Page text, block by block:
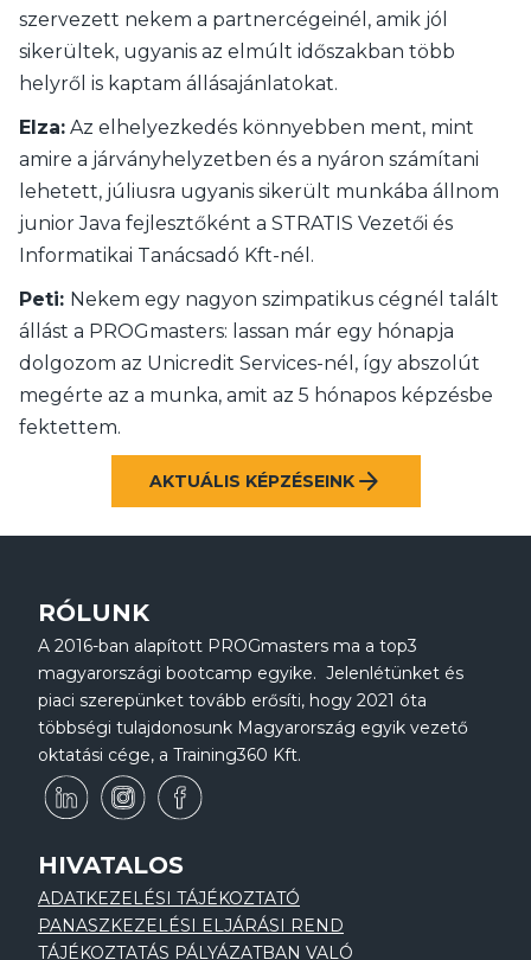
szervezett nekem a partnercégeinél, amik jól
sikerültek, ugyanis az elmúlt időszakban több
helyről is kaptam állásajánlatokat.
Elza: Az elhelyezkedés könnyebben ment, mint
amire a járványhelyzetben és a nyáron számítani
lehetett, júliusra ugyanis sikerült munkába állnom
junior Java fejlesztőként a STRATIS Vezetői és
Informatikai Tanácsadó Kft-nél.
Peti: Nekem egy nagyon szimpatikus cégnél talált
állást a PROGmasters: lassan már egy hónapja
dolgozom az Unicredit Services-nél, így abszolút
megérte az a munka, amit az 5 hónapos képzésbe
fektettem.
AKTUÁLIS KÉPZÉSEINKarrow_forward
RÓLUNK
A 2016-ban alapított PROGmasters ma a top3
magyarországi bootcamp egyike. Jelenlétünket és
piaci szerepünket tovább erősíti, hogy 2021 óta
többségi tulajdonosunk Magyarország egyik vezető
oktatási cége, a Training360 Kft.
HIVATALOS
ADATKEZELÉSI TÁJÉKOZTATÓ
PANASZKEZELÉSI ELJÁRÁSI REND
TÁJÉKOZTATÁS PÁLYÁZATBAN VALÓ